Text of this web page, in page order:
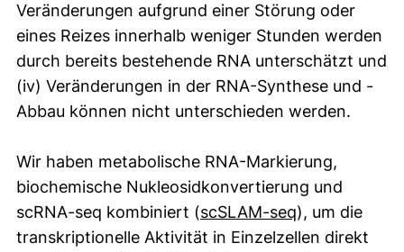
Veränderungen aufgrund einer Störung oder
eines Reizes innerhalb weniger Stunden werden
durch bereits bestehende RNA unterschätzt und
(iv) Veränderungen in der RNA-Synthese und -
Abbau können nicht unterschieden werden.
Wir haben metabolische RNA-Markierung,
biochemische Nukleosidkonvertierung und
scRNA-seq kombiniert (scSLAM-seq(externer
), um die
transkriptionelle Aktivität in Einzelzellen direkt